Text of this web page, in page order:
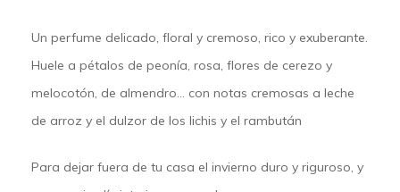
Un perfume delicado, floral y cremoso, rico y exuberante.
Huele a pétalos de peonía, rosa, flores de cerezo y
melocotón, de almendro… con notas cremosas a leche
de arroz y el dulzor de los lichis y el rambután
Para dejar fuera de tu casa el invierno duro y riguroso, y